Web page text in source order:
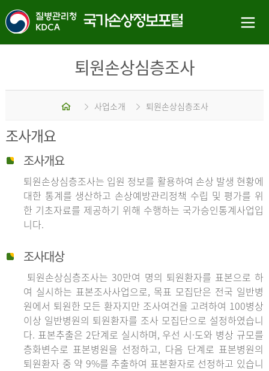
퇴원손상심층조사
홈 사업소개 퇴원손상심층조사
조사개요
조사개요
퇴원손상심층조사는 입원 정보를 활용하여 손상 발생 현황에
대한 통계를 생산하고 손상예방관리정책 수립 및 평가를 위
한 기초자료를 제공하기 위해 수행하는 국가승인통계사업입
니다.
조사대상
퇴원손상심층조사는 30만여 명의 퇴원환자를 표본으로 하
여 실시하는 표본조사사업으로, 목표 모집단은 전국 일반병
원에서 퇴원한 모든 환자지만 조사여건을 고려하여 100병상
이상 일반병원의 퇴원환자를 조사 모집단으로 설정하였습니
다. 표본추출은 2단계로 실시하며, 우선 시·도와 병상 규모를
층화변수로 표본병원을 선정하고, 다음 단계로 표본병원의
퇴원환자 중 약 9%를 추출하여 표본환자로 선정하고 있습니